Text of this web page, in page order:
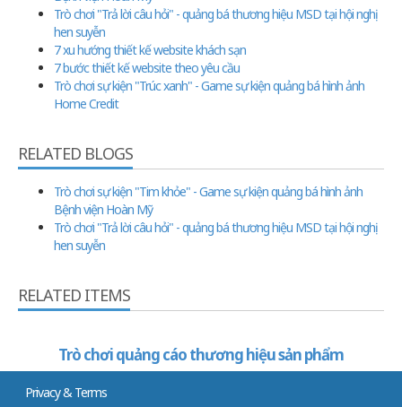
Trò chơi "Trả lời câu hỏi" - quảng bá thương hiệu MSD tại hội nghị
hen suyễn
7 xu hướng thiết kế website khách sạn
7 bước thiết kế website theo yêu cầu
Trò chơi sự kiện "Trúc xanh" - Game sự kiện quảng bá hình ảnh
Home Credit
RELATED BLOGS
Trò chơi sự kiện "Tim khỏe" - Game sự kiện quảng bá hình ảnh
Bệnh viện Hoàn Mỹ
Trò chơi "Trả lời câu hỏi" - quảng bá thương hiệu MSD tại hội nghị
hen suyễn
RELATED ITEMS
Trò chơi quảng cáo thương hiệu sản phẩm
Privacy & Terms